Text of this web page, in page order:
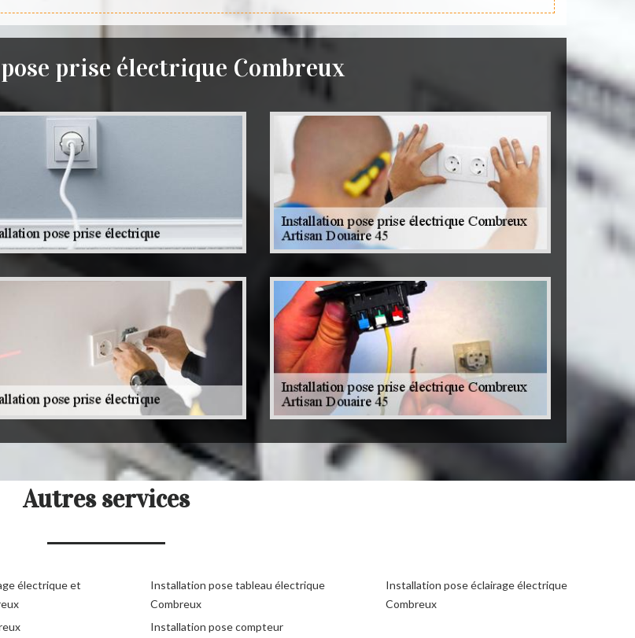
prise électrique Combreux
Autres services
électrique et
Installation pose tableau électrique
Combreux
Installation pose compteur
Installation pose éclairage électrique
Combreux